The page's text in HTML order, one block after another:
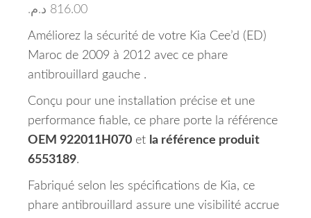
816.00 د.م.
Améliorez la sécurité de votre Kia Cee’d (ED)
Maroc de 2009 à 2012 avec ce phare
antibrouillard gauche .
Conçu pour une installation précise et une
performance fiable, ce phare porte la référence
OEM 922011H070 et la référence produit
6553189.
Fabriqué selon les spécifications de Kia, ce
phare antibrouillard assure une visibilité accrue